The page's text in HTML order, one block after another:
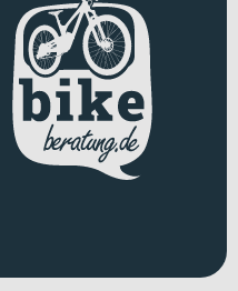
bis zu
hydraulic disc hinten.
aus 6061 Alloy
ein.